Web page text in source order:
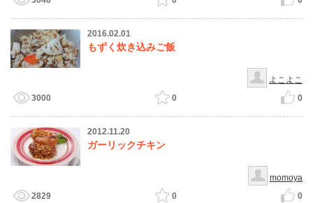
2016.02.01
もずく炊き込みご飯
よこよこ
3000
0 0
2012.11.20
ガーリックチキン
momoya
2829
0 0